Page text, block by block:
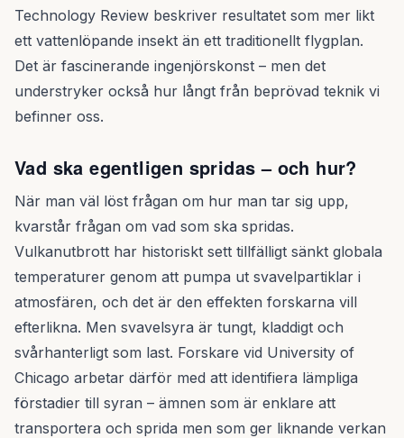
Technology Review beskriver resultatet som mer likt
ett vattenlöpande insekt än ett traditionellt flygplan.
Det är fascinerande ingenjörskonst – men det
understryker också hur långt från beprövad teknik vi
befinner oss.
Vad ska egentligen spridas – och hur?
När man väl löst frågan om hur man tar sig upp,
kvarstår frågan om vad som ska spridas.
Vulkanutbrott har historiskt sett tillfälligt sänkt globala
temperaturer genom att pumpa ut svavelpartiklar i
atmosfären, och det är den effekten forskarna vill
efterlikna. Men svavelsyra är tungt, kladdigt och
svårhanterligt som last. Forskare vid University of
Chicago arbetar därför med att identifiera lämpliga
förstadier till syran – ämnen som är enklare att
transportera och sprida men som ger liknande verkan